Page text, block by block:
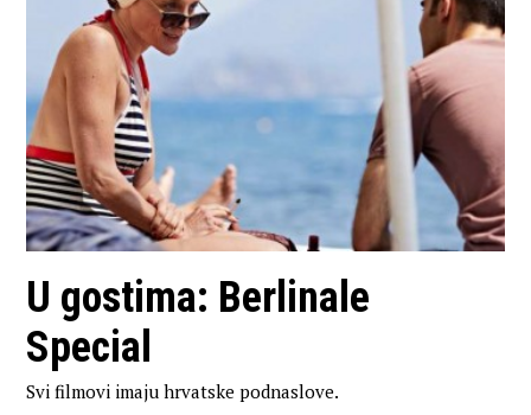
U gostima: Berlinale
Special
Svi filmovi imaju hrvatske podnaslove.